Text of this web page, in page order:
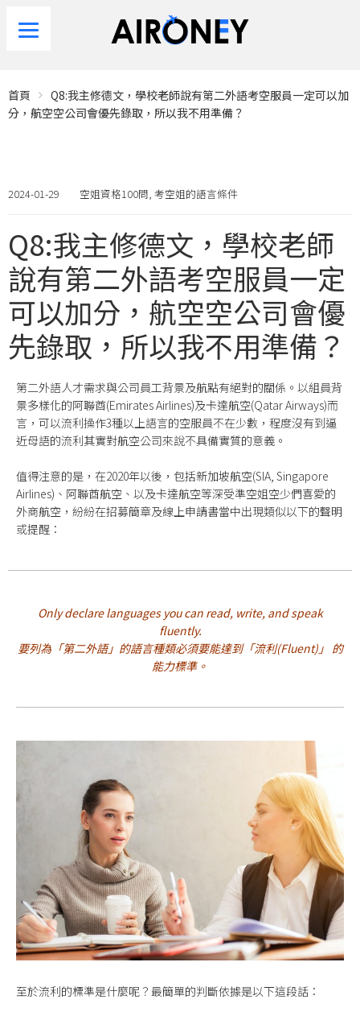
首頁
Q8:我主修德文，學校老師說有第二外語考空服員一定可以加
分，航空空公司會優先錄取，所以我不用準備？
2024-01-29 空姐資格100問, 考空姐的語言條件
Q8:我主修德文，學校老師
說有第二外語考空服員一定
可以加分，航空空公司會優
先錄取，所以我不用準備？
第二外語人才需求與公司員工背景及航點有絕對的關係。以組員背
景多樣化的阿聯酋(Emirates Airlines)及卡達航空(Qatar Airways)而
言，可以流利操作3種以上語言的空服員不在少數，程度沒有到逼
近母語的流利其實對航空公司來說不具備實質的意義。
值得注意的是，在2020年以後，包括新加坡航空(SIA, Singapore
Airlines)、阿聯酋航空、以及卡達航空等深受準空姐空少們喜愛的
外商航空，紛紛在招募簡章及線上申請書當中出現類似以下的聲明
或提醒：
Only declare languages you can read, write, and speak
fluently.
要列為「第二外語」的語言種類必須要能達到「流利(Fluent)」 的
能力標準。
至於流利的標準是什麼呢？最簡單的判斷依據是以下這段話：